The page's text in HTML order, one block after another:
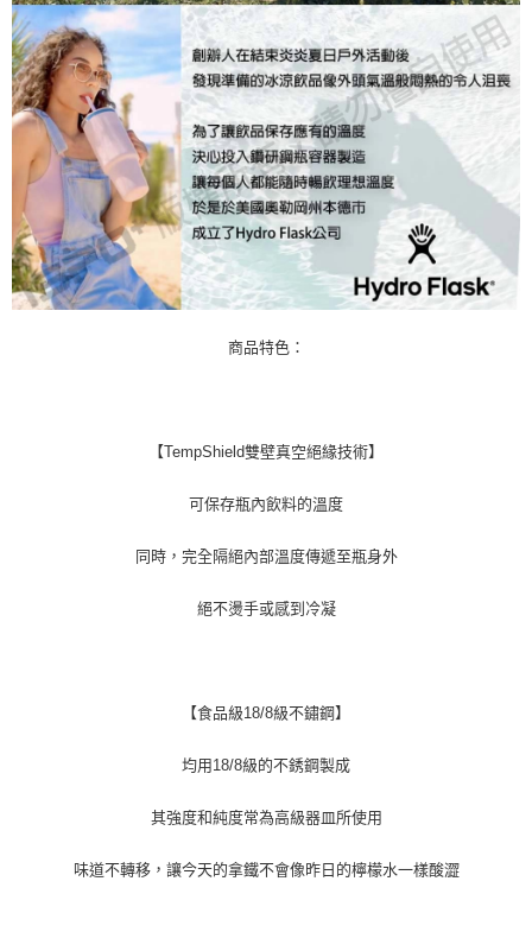
商品特色：
【TempShield雙壁真空絕緣技術】
可保存瓶內飲料的溫度
同時，完全隔絕內部溫度傳遞至瓶身外
絕不燙手或感到冷凝
【食品級18/8級不鏽鋼】
均用18/8級的不銹鋼製成
其強度和純度常為高級器皿所使用
味道不轉移，讓今天的拿鐵不會像昨日的檸檬水一樣酸澀